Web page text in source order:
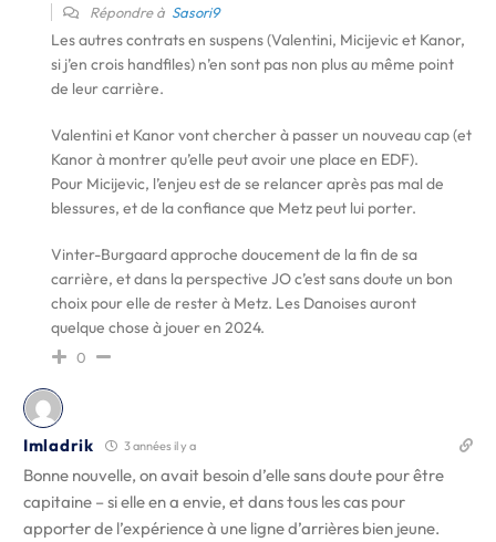
Répondre à Sasori9
Les autres contrats en suspens (Valentini, Micijevic et Kanor,
si j’en crois handfiles) n’en sont pas non plus au même point
de leur carrière.
Valentini et Kanor vont chercher à passer un nouveau cap (et
Kanor à montrer qu’elle peut avoir une place en EDF).
Pour Micijevic, l’enjeu est de se relancer après pas mal de
blessures, et de la confiance que Metz peut lui porter.
Vinter-Burgaard approche doucement de la fin de sa
carrière, et dans la perspective JO c’est sans doute un bon
choix pour elle de rester à Metz. Les Danoises auront
quelque chose à jouer en 2024.
0
Imladrik 3 années il y a
Bonne nouvelle, on avait besoin d’elle sans doute pour être
capitaine – si elle en a envie, et dans tous les cas pour
apporter de l’expérience à une ligne d’arrières bien jeune.